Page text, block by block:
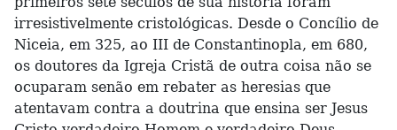
irresistivelmente cristológicas. Desde o Concílio de
Niceia, em 325, ao III de Constantinopla, em 680,
os doutores da Igreja Cristã de outra coisa não se
ocuparam senão em rebater as heresias que
atentavam contra a doutrina que ensina ser Jesus